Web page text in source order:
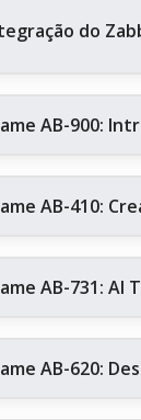
do
AB-900:
AB-410:
AB-731:
AB-620: